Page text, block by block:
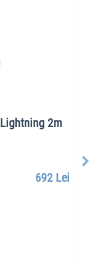
2m
692 Lei